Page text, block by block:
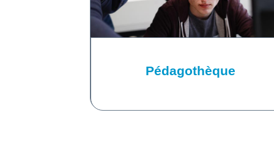
Pédagothèque